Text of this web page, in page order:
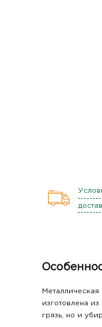
изготовлена
грязь, но и